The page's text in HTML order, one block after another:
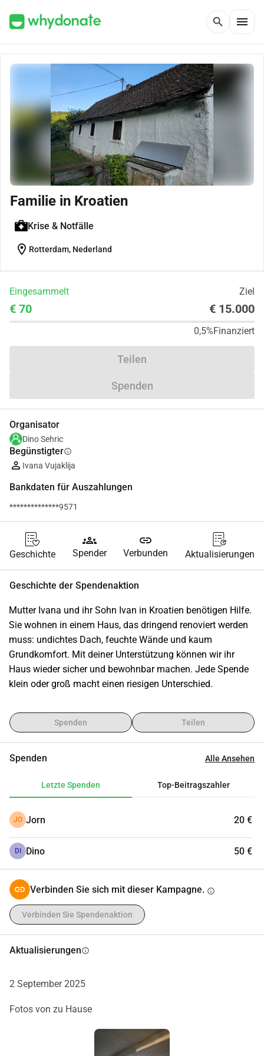
search menu
Familie in Kroatien
Krise & Notfälle
location_on Rotterdam, Nederland
Eingesammelt Ziel
€ 70 € 15.000
0,5%Finanziert
Teilen
Spenden
Organisator
Dino Sehric
Begünstigterinfo
Ivana Vujaklija
Bankdaten für Auszahlungen
**************9571
Geschichte
groups
Spender
link
Verbunden Aktualisierungen
Geschichte der Spendenaktion
Mutter Ivana und ihr Sohn Ivan in Kroatien benötigen Hilfe.
Sie wohnen in einem Haus, das dringend renoviert werden
muss: undichtes Dach, feuchte Wände und kaum
Grundkomfort. Mit deiner Unterstützung können wir ihr
Haus wieder sicher und bewohnbar machen. Jede Spende
klein oder groß macht einen riesigen Unterschied.
Spenden Teilen
Spenden Alle Ansehen
Letzte Spenden Top-Beitragszahler
JO Jorn 20 €
DI Dino 50 €
Verbinden Sie sich mit dieser Kampagne. info
Verbinden Sie Spendenaktion
Aktualisierungeninfo
2 September 2025
Fotos von zu Hause